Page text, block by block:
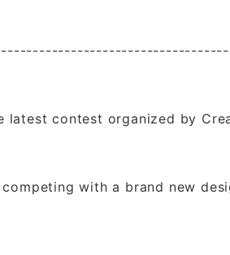
latest contest organized by
with a brand new